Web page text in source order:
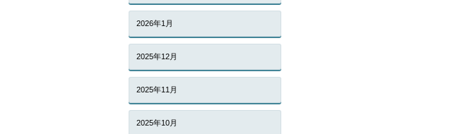
2026年1月
2025年12月
2025年11月
2025年10月